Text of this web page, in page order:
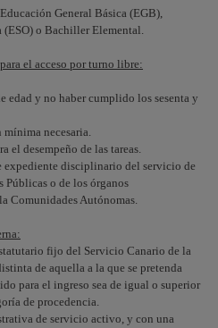
General Básica (EGB),
o Bachiller Elemental.
el acceso por turno libre:
edad y no haber cumplido los sesenta y
necesaria.
el desempeño de las tareas.
expediente disciplinario del servicio de
Públicas o de los órganos
Comunidades Autónomas.
fijo del Servicio Canario de la
de aquella a la que se pretenda
para el ingreso sea de igual o superior
de procedencia.
de servicio activo, y con una